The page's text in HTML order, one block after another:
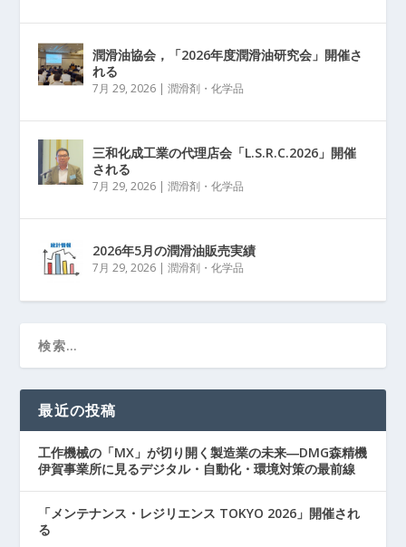
潤滑油協会，「2026年度潤滑油研究会」開催さ
れる
7月 29, 2026 |潤滑剤・化学品
三和化成工業の代理店会「L.S.R.C.2026」開催
される
7月 29, 2026 |潤滑剤・化学品
2026年5月の潤滑油販売実績
7月 29, 2026 |潤滑剤・化学品
最近の投稿
工作機械の「MX」が切り開く製造業の未来―DMG森精機
伊賀事業所に見るデジタル・自動化・環境対策の最前線
「メンテナンス・レジリエンス TOKYO 2026」開催され
る